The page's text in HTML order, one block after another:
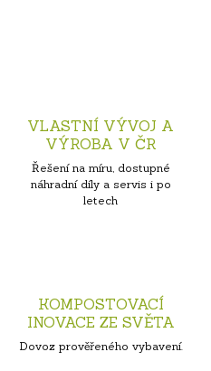
VLASTNÍ VÝVOJ A
VÝROBA V ČR
Řešení na míru, dostupné
náhradní díly a servis i po
letech
KOMPOSTOVACÍ
INOVACE ZE SVĚTA
Dovoz prověřeného vybavení.